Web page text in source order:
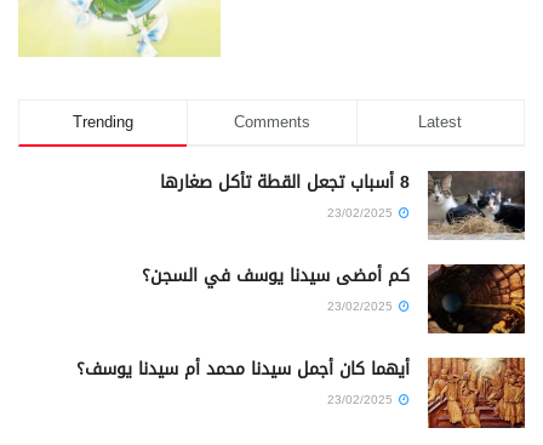
Trending Comments Latest
8 أسباب تجعل القطة تأكل صغارها
كم أمضى سيدنا يوسف في السجن؟
أيهما كان أجمل سيدنا محمد أم سيدنا يوسف؟